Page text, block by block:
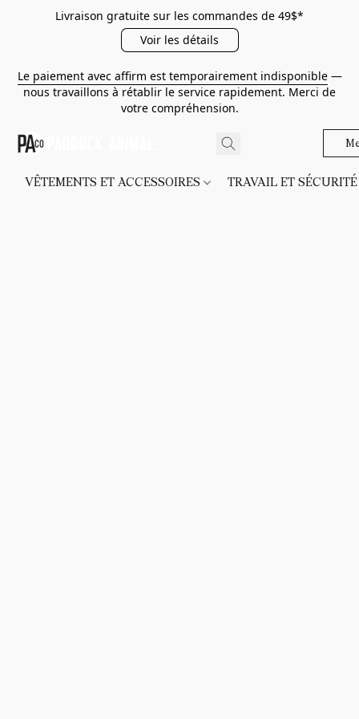
Livraison gratuite sur les commandes de 49$*
Voir les détails
Le paiement avec affirm est temporairement indisponible—
nous travaillons à rétablir le service rapidement. Merci de
votre compréhension.
VÊTEMENTS ET ACCESSOIRES TRAVAIL ET